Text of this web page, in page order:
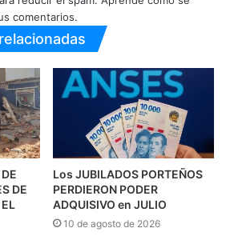
comentarios.
DE
Los JUBILADOS PORTEÑOS
PERDIERON PODER
ADQUISIVO en JULIO
10 de agosto de 2026